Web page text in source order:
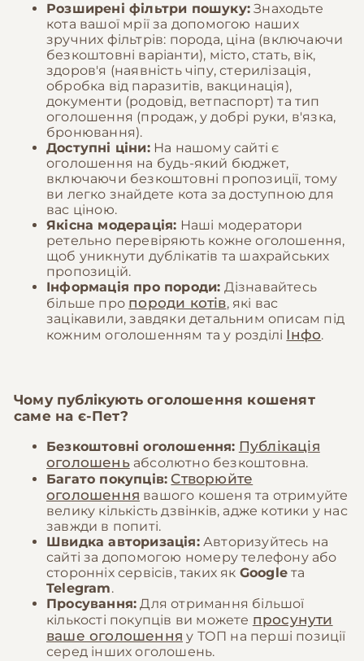
Розширені фільтри пошуку: Знаходьте
кота вашої мрії за допомогою наших
зручних фільтрів: порода, ціна (включаючи
безкоштовні варіанти), місто, стать, вік,
здоров'я (наявність чіпу, стерилізація,
обробка від паразитів, вакцинація),
документи (родовід, ветпаспорт) та тип
оголошення (продаж, у добрі руки, в'язка,
бронювання).
Доступні ціни:На нашому сайті є
оголошення на будь-який бюджет,
включаючи безкоштовні пропозиції, тому
ви легко знайдете кота за доступною для
вас ціною.
Якісна модерація: Наші модератори
ретельно перевіряють кожне оголошення,
щоб уникнути дублікатів та шахрайських
пропозицій.
Інформація про породи: Дізнавайтесь
більше про породи котів, які вас
зацікавили, завдяки детальним описам під
кожним оголошенням та у розділі Інфо.
Чому публікують оголошення кошенят
саме на є-Пет?
Безкоштовні оголошення: Публікація
оголошеньабсолютно безкоштовна.
Багато покупців: Створюйте
оголошення вашого кошеня та отримуйте
велику кількість дзвінків, адже котики у нас
завжди в попиті.
Швидка авторизація:Авторизуйтесь на
сайті за допомогою номеру телефону або
сторонніх сервісів, таких як Google та
Telegram.
Просування: Для отримання більшої
кількості покупців ви можете просунути
ваше оголошення у ТОП на перші позиції
серед інших оголошень.